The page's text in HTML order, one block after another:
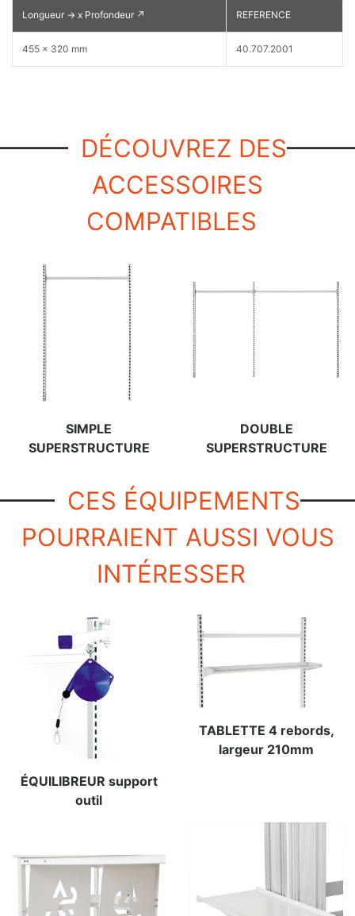
Longueur → x Profondeur ↗ REFERENCE
455 x 320 mm 40.707.2001
DÉCOUVREZ DES
ACCESSOIRES
COMPATIBLES
SIMPLE
SUPERSTRUCTURE
DOUBLE
SUPERSTRUCTURE
CES ÉQUIPEMENTS
POURRAIENT AUSSI VOUS
INTÉRESSER
ÉQUILIBREUR support
outil
TABLETTE 4 rebords,
largeur 210mm